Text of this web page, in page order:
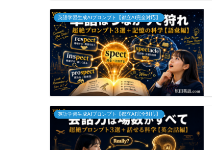
英語学習生成AIプロンプト【都立AI完全対応】
英語学習生成AIプロンプト【都立AI完全対応】